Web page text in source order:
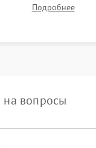
формы
Подробнее
на вопросы